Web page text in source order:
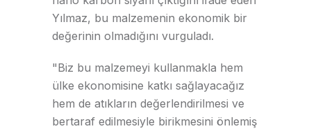
Yılmaz, bu malzemenin ekonomik bir
değerinin olmadığını vurguladı.
"Biz bu malzemeyi kullanmakla hem
ülke ekonomisine katkı sağlayacağız
hem de atıkların değerlendirilmesi ve
bertaraf edilmesiyle birikmesini önlemiş